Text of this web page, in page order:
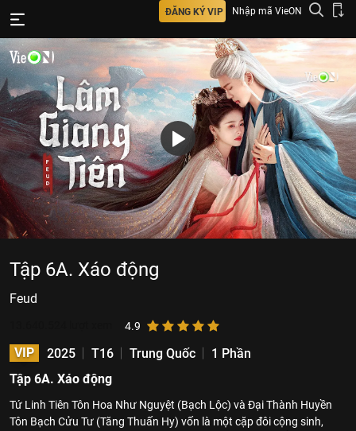
ĐĂNG KÝ VIP Nhập mã VieON
Tập 6A. Xáo động
Feud
4.9
VIP 2025 T16 Trung Quốc
1 Phần
Tập 6A. Xáo động
Tứ Linh Tiên Tôn Hoa Như Nguyệt (Bạch Lộc) và Đại Thành Huyền
Tôn Bạch Cửu Tư (Tăng Thuấn Hy) vốn là một cặp đôi cộng sinh,